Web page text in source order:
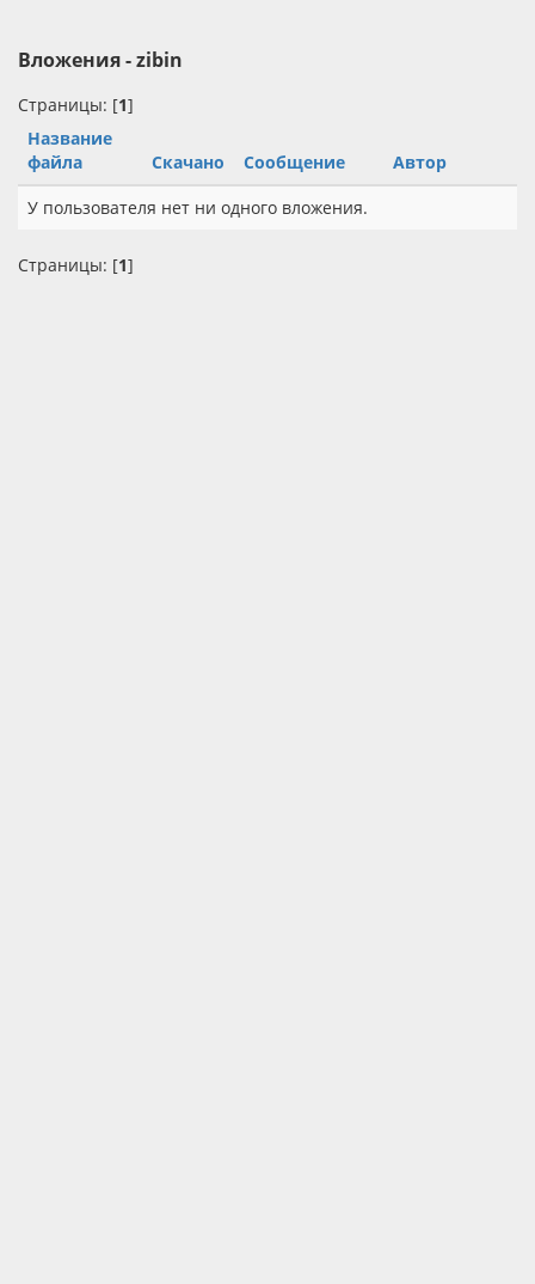
Вложения - zibin
Страницы: [1]
Название
файла
Скачано Сообщение
Автор
У пользователя нет ни одного вложения.
Страницы: [1]